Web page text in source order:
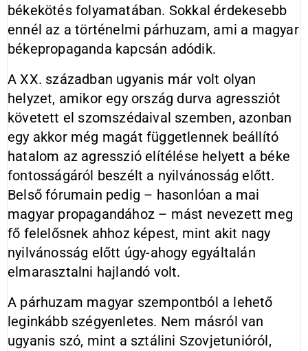
békekötés folyamatában. Sokkal érdekesebb
ennél az a történelmi párhuzam, ami a magyar
békepropaganda kapcsán adódik.
A XX. században ugyanis már volt olyan
helyzet, amikor egy ország durva agressziót
követett el szomszédaival szemben, azonban
egy akkor még magát függetlennek beállító
hatalom az agresszió elítélése helyett a béke
fontosságáról beszélt a nyilvánosság előtt.
Belső fórumain pedig – hasonlóan a mai
magyar propagandához – mást nevezett meg
fő felelősnek ahhoz képest, mint akit nagy
nyilvánosság előtt úgy-ahogy egyáltalán
elmarasztalni hajlandó volt.
A párhuzam magyar szempontból a lehető
leginkább szégyenletes. Nem másról van
ugyanis szó, mint a sztálini Szovjetunióról,